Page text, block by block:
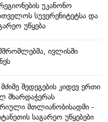
უკანონო
სუვერენიტეტსა და
უწყება
ივლისში
შედეგების კიდევ ერთი
მხარდაჭერას
მთლიანობისადმი -
საგარეო უწყებები